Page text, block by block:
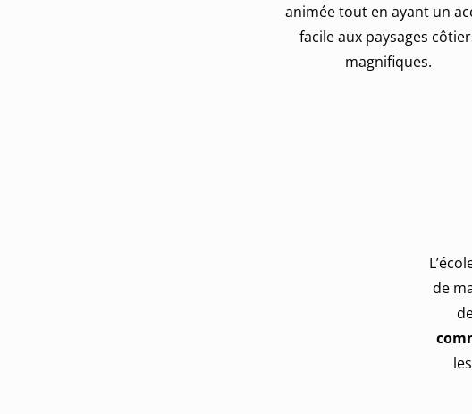
animée tout en ayant un
facile aux paysages
magnifiques.
de
les